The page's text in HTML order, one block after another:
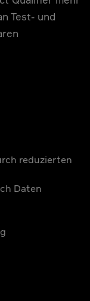
Test- und
reduzierten
Daten